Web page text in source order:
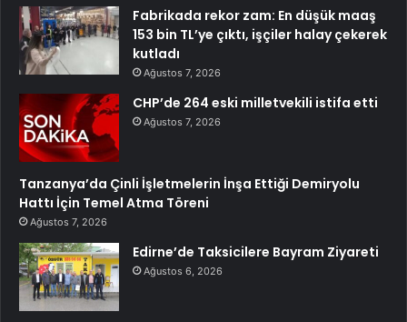
Fabrikada rekor zam: En düşük maaş
153 bin TL’ye çıktı, işçiler halay çekerek
kutladı
Ağustos 7, 2026
CHP’de 264 eski milletvekili istifa etti
Ağustos 7, 2026
Tanzanya’da Çinli İşletmelerin İnşa Ettiği Demiryolu
Hattı İçin Temel Atma Töreni
Ağustos 7, 2026
Edirne’de Taksicilere Bayram Ziyareti
Ağustos 6, 2026